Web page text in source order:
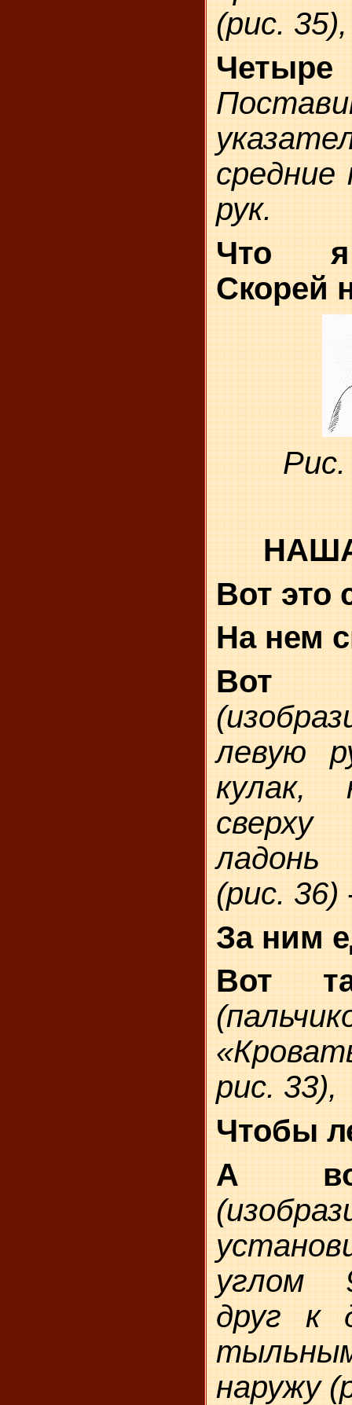
(рис. 35),
средние
рук.
Что я
Скорей
Вот это
На нем
Вот
левую
кулак,
ладонь
(рис. 36)
За ним
Вот
рис. 33),
Чтобы
А
углом
друг к
наружу